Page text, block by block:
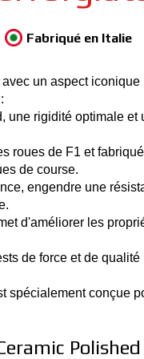
Fabriqué en Italie
un aspect
rigidité optimale
roues de F1 et
de course.
engendre une
d'améliorer les
de force et de
conçue
Polished